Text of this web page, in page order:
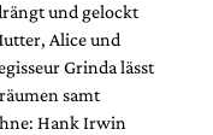
und gelockt
Alice und
Grinda lässt
samt
Hank Irwin